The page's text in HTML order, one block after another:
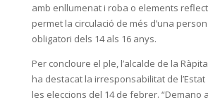
amb enllumenat i roba o elements
permet la circulació de més d’una
obligatori dels 14 als 16 anys.
Per concloure el ple, l’alcalde de la
ha destacat la irresponsabilitat de
les eleccions del 14 de febrer. “Demano